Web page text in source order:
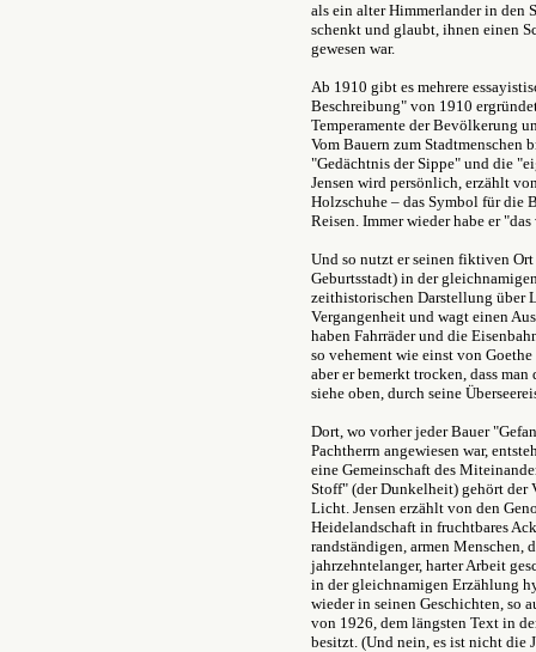
als ein alter Himmerlander in den
schenkt und glaubt, ihnen einen
gewesen war.
Ab 1910 gibt es mehrere
Beschreibung" von 1910
Temperamente der Bevölkerung
Vom Bauern zum Stadtmenschen
"Gedächtnis der Sippe" und die
Jensen wird persönlich, erzählt
Holzschuhe – das Symbol für die
Reisen. Immer wieder habe er
Und so nutzt er seinen fiktiven Ort
Geburtsstadt) in der
zeithistorischen Darstellung über
Vergangenheit und wagt einen
haben Fahrräder und die
so vehement wie einst von
aber er bemerkt trocken, dass
siehe oben, durch seine
Dort, wo vorher jeder Bauer
Pachtherrn angewiesen war,
eine Gemeinschaft des
Stoff" (der Dunkelheit) gehört der
Licht. Jensen erzählt von den
Heidelandschaft in fruchtbares
randständigen, armen
jahrzehntelanger, harter Arbeit
in der gleichnamigen Erzählung
wieder in seinen Geschichten, so
von 1926, dem längsten Text in
besitzt. (Und nein, es ist nicht die